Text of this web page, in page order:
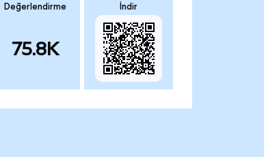
Değerlendirme
75.8K
İndir